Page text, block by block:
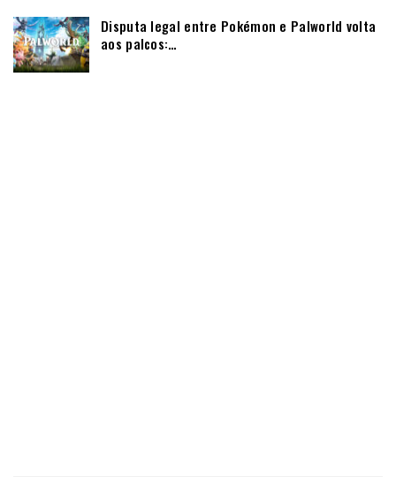
Disputa legal entre Pokémon e Palworld volta
aos palcos:…